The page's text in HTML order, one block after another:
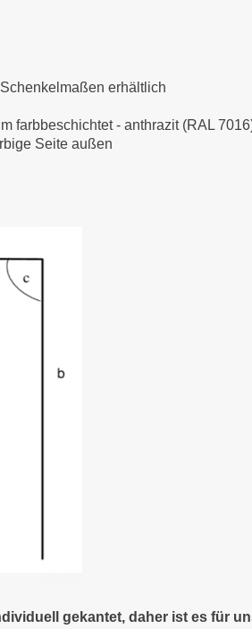
erhältlich
farbbeschichtet- anthrazit (RAL
Seite außen
gekantet, daher ist es für